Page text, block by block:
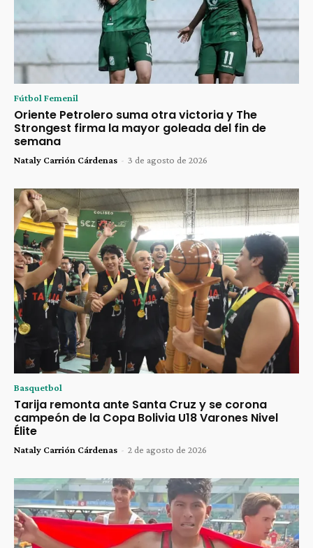
Fútbol Femenil
Oriente Petrolero suma otra victoria y The
Strongest firma la mayor goleada del fin de
semana
Nataly Carrión Cárdenas - 3 de agosto de 2026
Basquetbol
Tarija remonta ante Santa Cruz y se corona
campeón de la Copa Bolivia U18 Varones Nivel
Élite
Nataly Carrión Cárdenas - 2 de agosto de 2026